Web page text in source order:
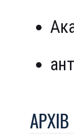
АРХIВ